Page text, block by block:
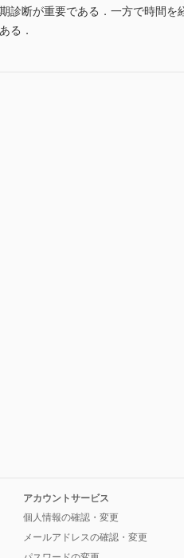
断が重要である．一方で時間を
る．
アカウントサービス
個人情報の確認・変更
メールアドレスの確認・変更